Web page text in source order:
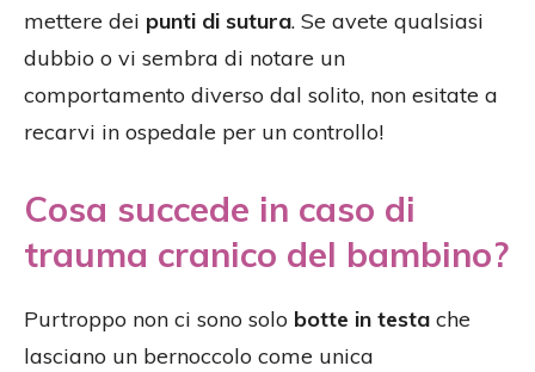
mettere dei punti di sutura. Se avete qualsiasi
dubbio o vi sembra di notare un
comportamento diverso dal solito, non esitate a
recarvi in ospedale per un controllo!
Cosa succede in caso di
trauma cranico del bambino?
Purtroppo non ci sono solo botte in testa che
lasciano un bernoccolo come unica